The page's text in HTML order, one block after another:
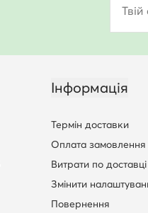
Інформація
Термін доставки
Оплата замовлення
Витрати по доставці
Змінити
Повернення